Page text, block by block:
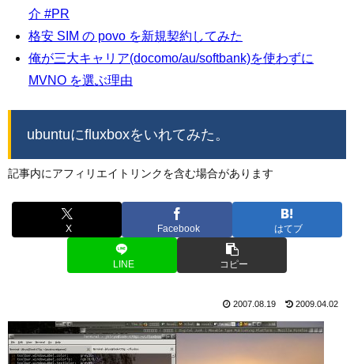
介 #PR
格安 SIM の povo を新規契約してみた
俺が三大キャリア(docomo/au/softbank)を使わずに
MVNO を選ぶ理由
ubuntuにfluxboxをいれてみた。
記事内にアフィリエイトリンクを含む場合があります
X Facebook はてブ
LINE コピー
2007.08.19 2009.04.02